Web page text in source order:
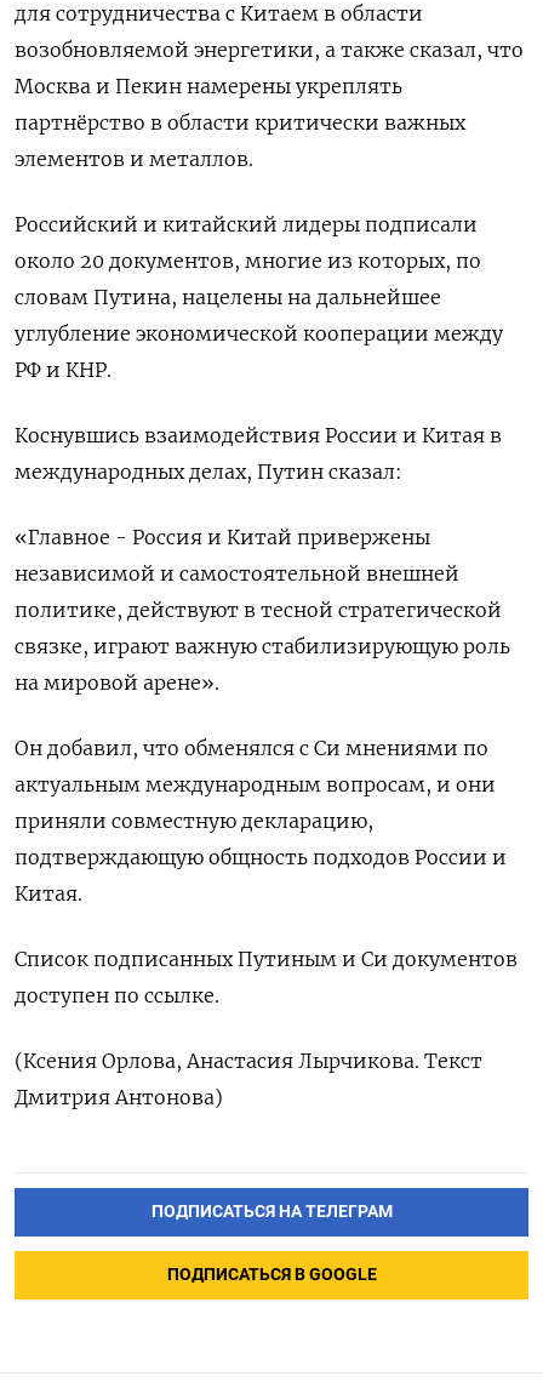
для сотрудничества с ‌Китаем в области
возобновляемой энергетики, а также сказал, что
Москва и Пекин намерены укреплять
партнёрство в ​области критически ​важных
элементов ‌и металлов.
Российский и китайский лидеры подписали
около 20 ​документов, многие из которых, по
словам Путина, нацелены на дальнейшее
углубление экономической кооперации между
РФ и КНР.
Коснувшись взаимодействия России и Китая в
международных делах, Путин сказал:
«Главное - Россия и Китай привержены
независимой и самостоятельной внешней
политике, действуют в ​тесной стратегической
связке, играют ⁠важную стабилизирующую роль
на мировой арене».
Он добавил, что обменялся с Си мнениями ‌по
актуальным международным вопросам, и они
приняли совместную ‌декларацию,
подтверждающую общность подходов России и
Китая.
Список подписанных Путиным ​и Си документов
доступен по ссылке.
(Ксения Орлова, ‌Анастасия Лырчикова. Текст
Дмитрия Антонова)
ПОДПИСАТЬСЯ НА ТЕЛЕГРАМ
ПОДПИСАТЬСЯ В GOOGLE